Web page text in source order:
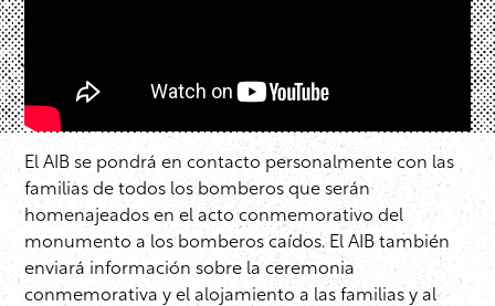
El AIB se pondrá en contacto personalmente con las
familias de todos los bomberos que serán
homenajeados en el acto conmemorativo del
monumento a los bomberos caídos. El AIB también
enviará información sobre la ceremonia
conmemorativa y el alojamiento a las familias y al